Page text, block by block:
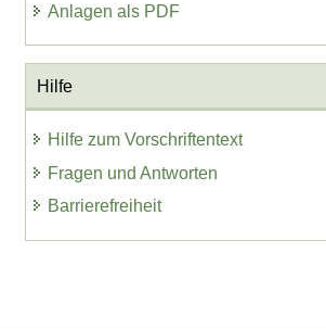
Anlagen als PDF
Hilfe
Hilfe zum Vorschriftentext
Fragen und Antworten
Barrierefreiheit